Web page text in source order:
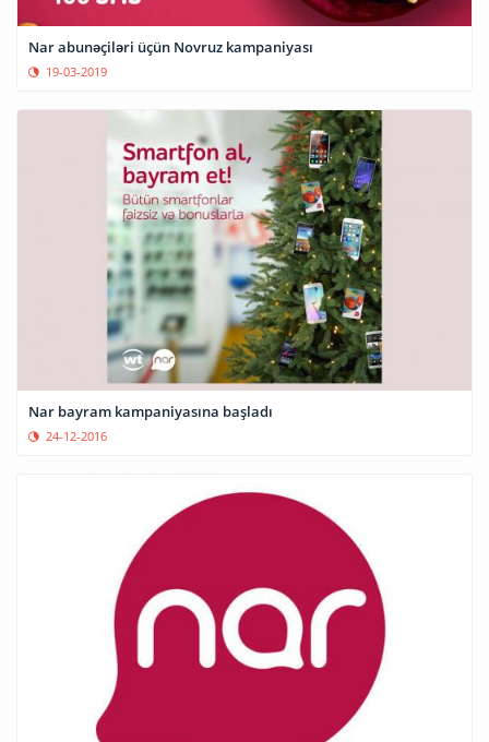
Nar abunəçiləri üçün Novruz kampaniyası
19-03-2019
Nar bayram kampaniyasına başladı
24-12-2016